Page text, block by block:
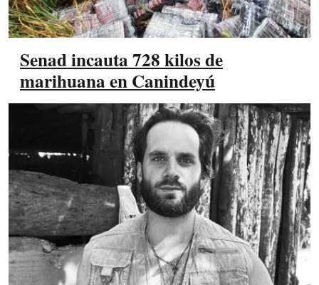
Senad incauta 728 kilos de
marihuana en Canindeyú